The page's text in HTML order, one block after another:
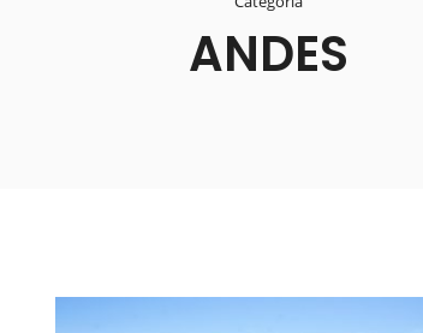
ANDES